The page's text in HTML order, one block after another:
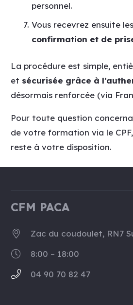
personnel.
Vous recevrez ensuite
confirmation et de
La procédure est simple,
et sécurisée grâce à
désormais renforcée (via
Pour toute question
de votre formation via le
reste à votre disposition.
CFM PACA
Zac du coudoulet, RN7
8:00 – 18:00
04 90 70 82 47